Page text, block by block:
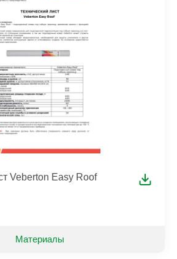
Veberton Easy Roof
Материалы